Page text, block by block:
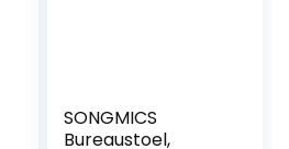
SONGMICS
Bureaustoel,